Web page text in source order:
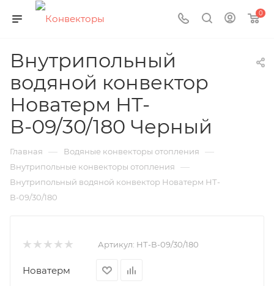
0
Внутрипольный
водяной конвектор
Новатерм НТ-
В-09/30/180 Черный
Главная — Водяные конвекторы отопления —
Внутрипольные конвекторы отопления —
Внутрипольный водяной конвектор Новатерм НТ-
В-09/30/180
Артикул: НТ-В-09/30/180
Новатерм